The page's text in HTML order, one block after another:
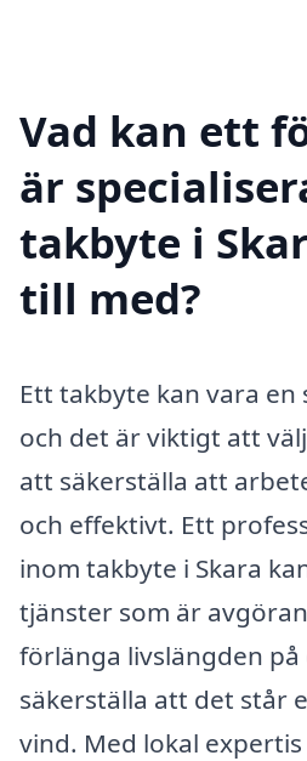
Vad kan ett
är
takbyte i
till med?
Ett takbyte kan vara
och det är viktigt att
att säkerställa att
och effektivt. Ett
inom takbyte i Skara
tjänster som är
förlänga livslängden
säkerställa att det står
vind. Med lokal